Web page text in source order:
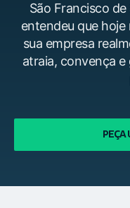
São Francisco
entendeu que hoje
sua empresa
atraia, convença
PEÇA